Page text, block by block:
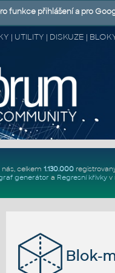
| UTILITY | DISKUZE |
celkem 1.130.000
generátor a Regresní křivkyv
Blok-
funkce přihlášení a pro